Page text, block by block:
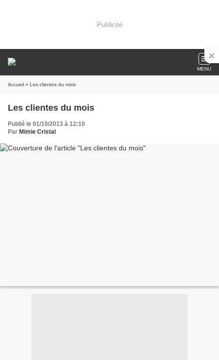
Publicité
MENU
Accueil » Les clientes du mois
Les clientes du mois
Publié le 01/10/2013 à 12:10
Par Mimie Cristal